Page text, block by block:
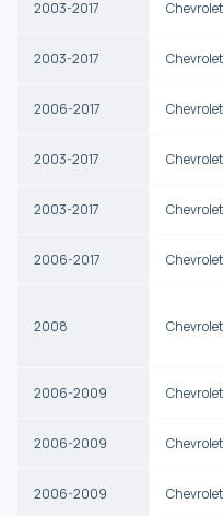
2003-2017 Chevrolet
2003-2017 Chevrolet
2006-2017 Chevrolet
2003-2017 Chevrolet
2003-2017 Chevrolet
2006-2017 Chevrolet
2008 Chevrolet
2006-2009 Chevrolet
2006-2009 Chevrolet
2006-2009 Chevrolet